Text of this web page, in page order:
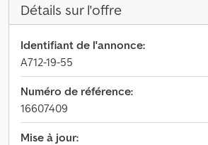
Détails sur l'offre
Identifiant de l'annonce:
A712-19-55
Numéro de référence:
16607409
Mise à jour: